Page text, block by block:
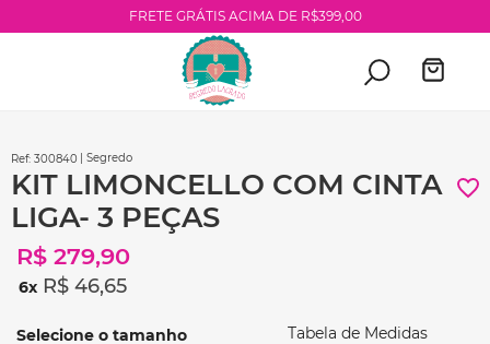
FRETE GRÁTIS ACIMA DE R$399,00
: 300840 | Segredo
KIT LIMONCELLO COM CINTA
LIGA- 3 PEÇAS
R$ 279,90
6 R$ 46,65
Tabela de Medidas